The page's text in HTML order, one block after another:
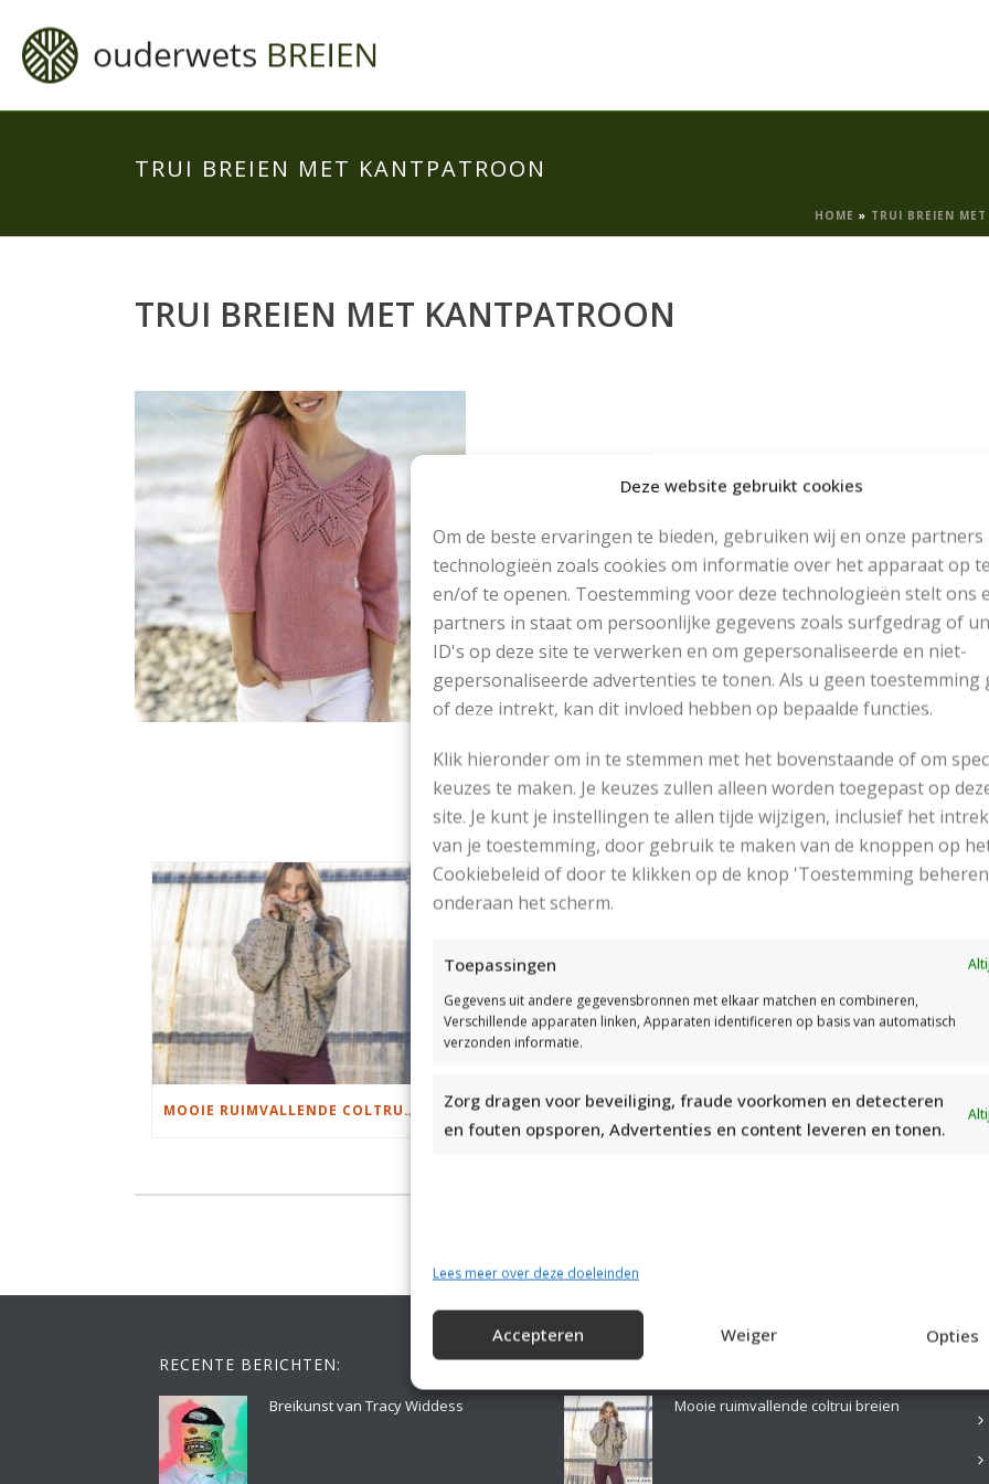
Deze website gebruikt cookies
Om de beste ervaringen te bieden, gebruiken wij en onze partners
technologieën zoals cookies om informatie over het apparaat op
en/of te openen. Toestemming voor deze technologieën stelt ons
partners in staat om persoonlijke gegevens zoals surfgedrag of
ID's op deze site te verwerken en om gepersonaliseerde en niet-
gepersonaliseerde advertenties te tonen. Als u geen toestemming
of deze intrekt, kan dit invloed hebben op bepaalde functies.
Klik hieronder om in te stemmen met het bovenstaande of om
keuzes te maken. Je keuzes zullen alleen worden toegepast op
site. Je kunt je instellingen te allen tijde wijzigen, inclusief het
van je toestemming, door gebruik te maken van de knoppen op
Cookiebeleid of door te klikken op de knop 'Toestemming
onderaan het scherm.
Toepassingen
Gegevens uit andere gegevensbronnen met elkaar matchen en combineren,
Verschillende apparaten linken, Apparaten identificeren op basis van automatisch
verzonden informatie.
Zorg dragen voor beveiliging, fraude voorkomen en detecteren
en fouten opsporen, Advertenties en content leveren en tonen.
Lees meer over deze doeleinden
Accepteren Weiger Opties
TRUI BREIEN MET KANTPATROON
HOME » TRUI BREIEN
TRUI BREIEN MET KANTPATROON
RECENT POSTS
MOOIE RUIMVALLENDE COLTRUI BREIEN MOOIE DIKGESTREEPTE SOKKEN BREIEN VAN DURABLE GAREN
RECENTE BERICHTEN:
Breikunst van Tracy Widdess
LAATSTE PATRONEN:
Mooie ruimvallende coltrui breien